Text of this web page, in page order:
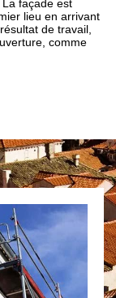
façade est
lieu en arrivant
de travail,
comme